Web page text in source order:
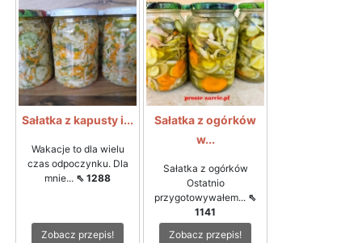
Sałatka z kapusty i...
Wakacje to dla wielu
czas odpoczynku. Dla
mnie... ⇖ 1288
Zobacz przepis!
Sałatka z ogórków
w...
Sałatka z ogórków
Ostatnio
przygotowywałem... ⇖
1141
Zobacz przepis!